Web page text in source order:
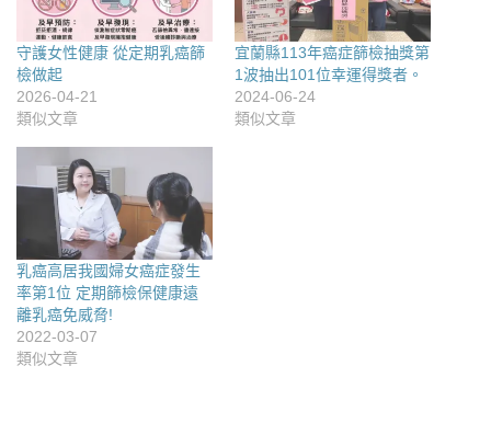
守護女性健康 從定期乳癌篩
檢做起
2026-04-21
類似文章
宜蘭縣113年癌症篩檢抽獎第
1波抽出101位幸運得獎者。
2024-06-24
類似文章
乳癌高居我國婦女癌症發生
率第1位 定期篩檢保健康遠
離乳癌免威脅!
2022-03-07
類似文章